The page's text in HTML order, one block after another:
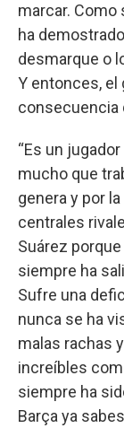
marcar. Como
ha
desmarque o
Y entonces, el
consecuencia
“Es un
mucho que
genera y por
centrales
Suárez
siempre ha
Sufre una
nunca se ha
malas rachas
increíbles
siempre ha
Barça ya